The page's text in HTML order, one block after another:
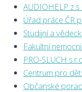
AUDIOHELP
Úřad práce ČR
Studijní a
Fakultní
PRO-SLUCH
Centrum pro
Občanské